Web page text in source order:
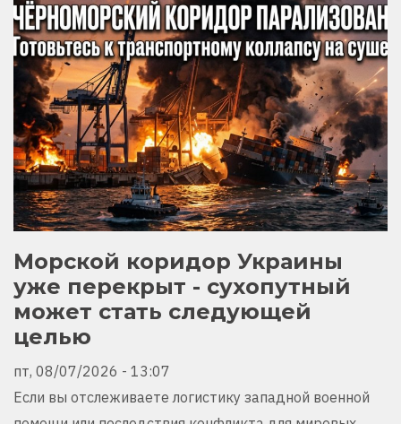
Морской коридор Украины
уже перекрыт - сухопутный
может стать следующей
целью
пт, 08/07/2026 - 13:07
Если вы отслеживаете логистику западной военной